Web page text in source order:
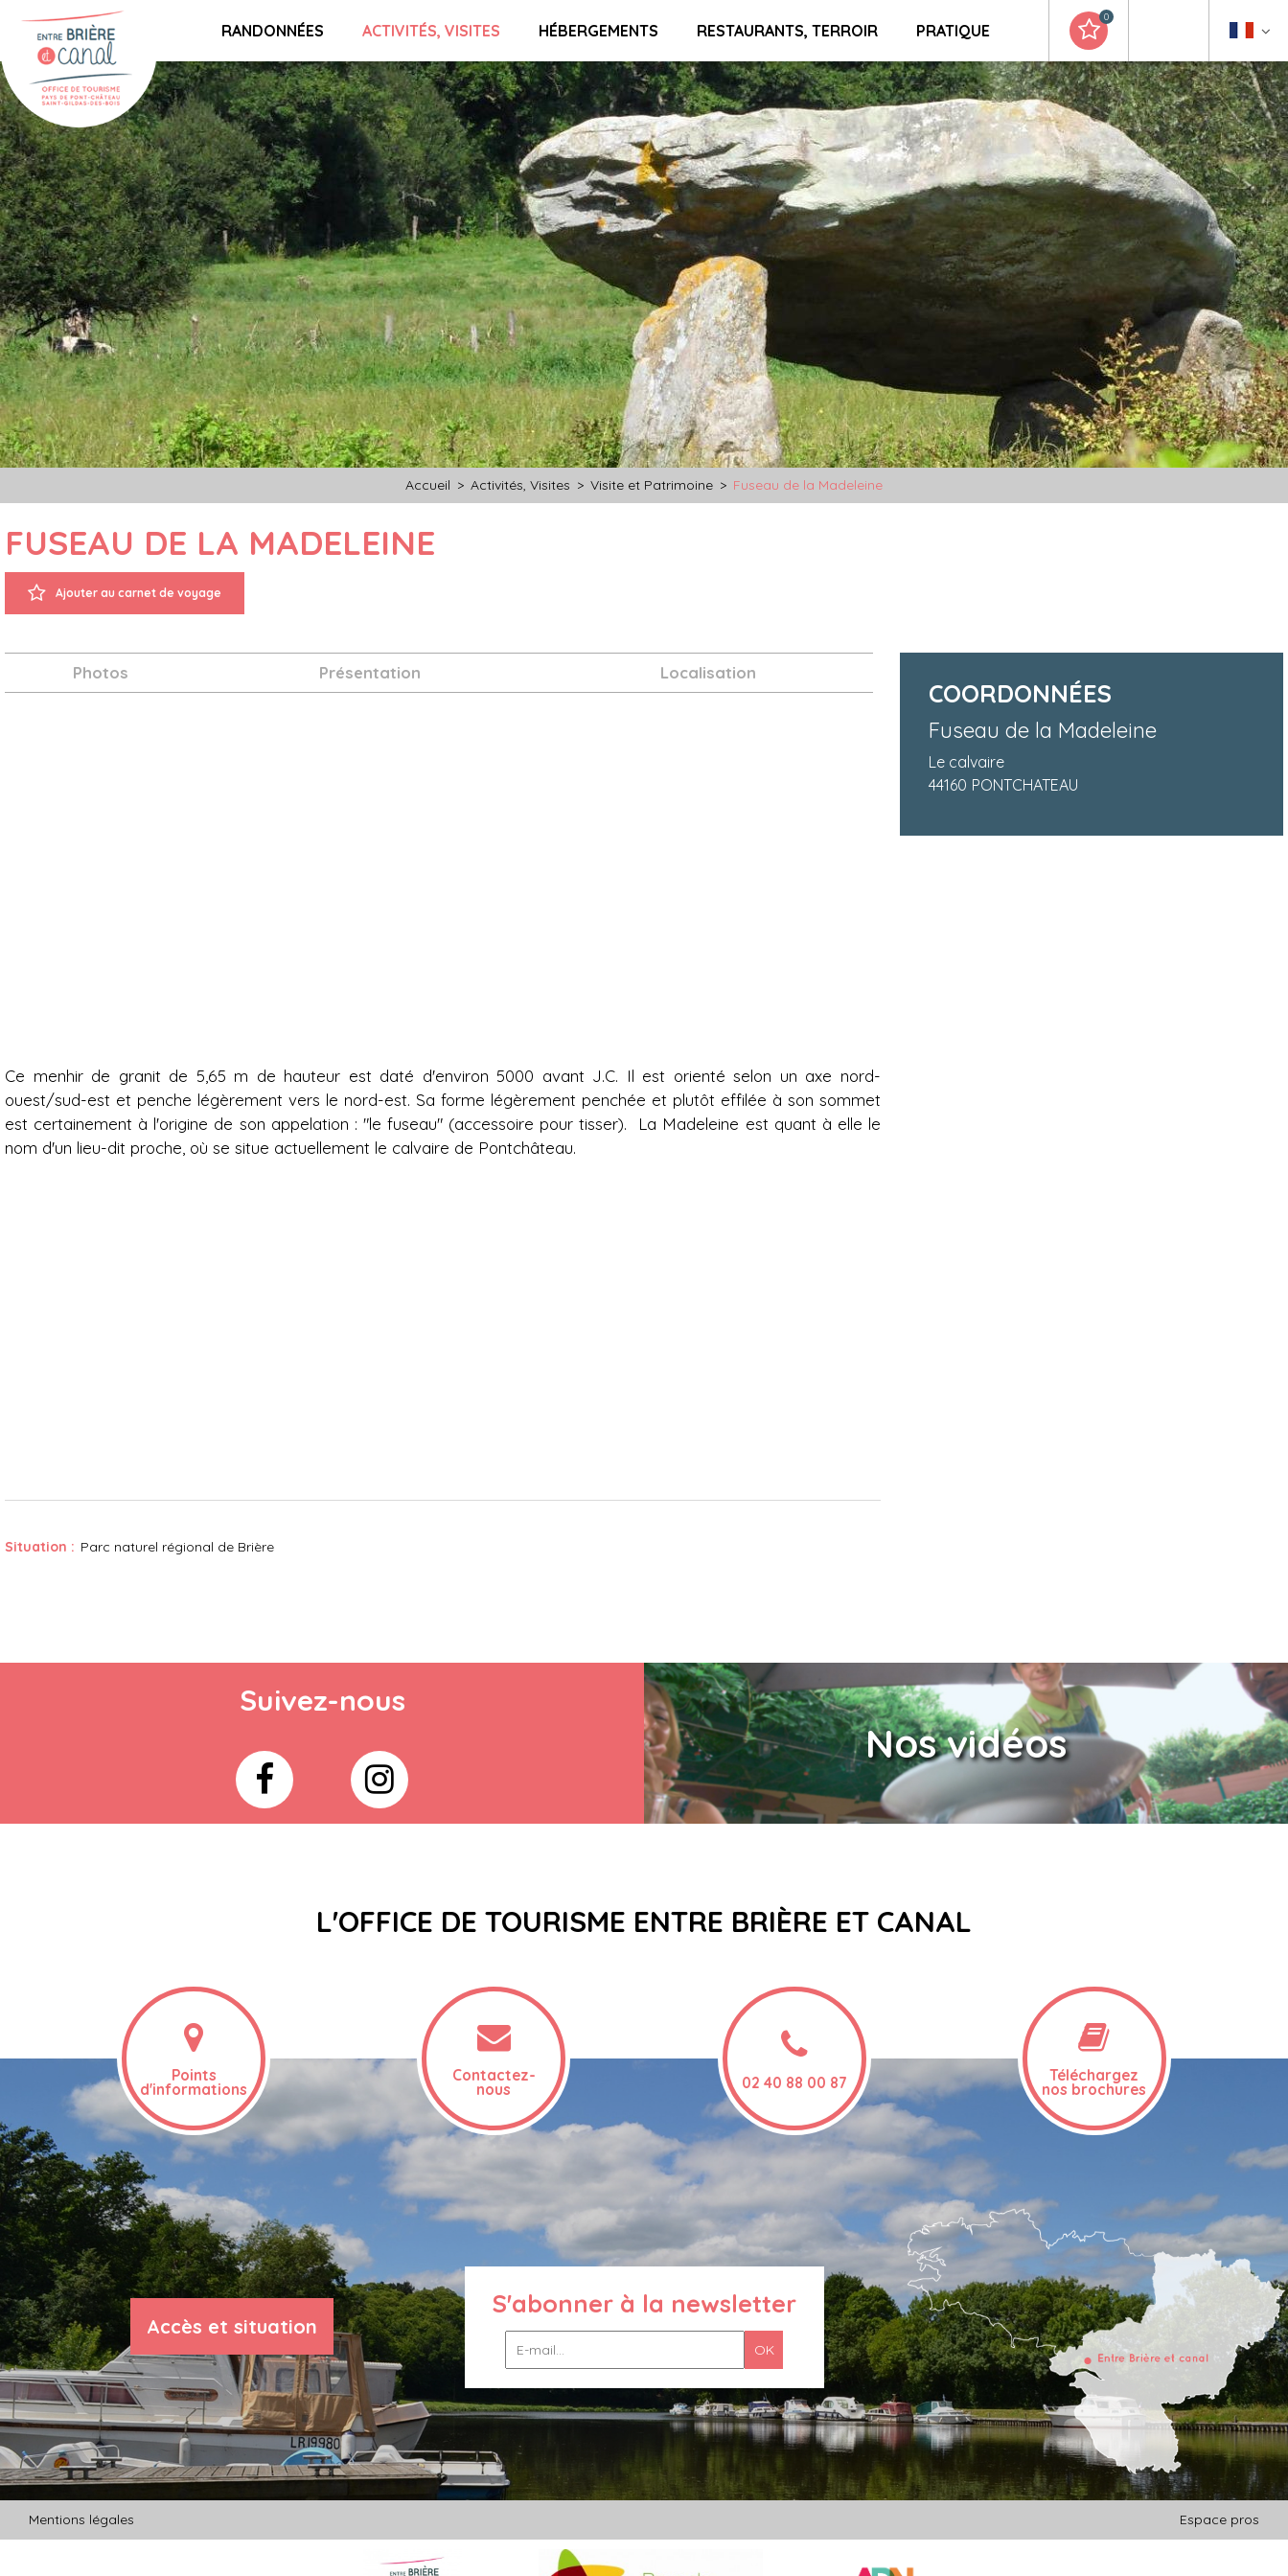
RANDONNÉES ACTIVITÉS, VISITES HÉBERGEMENTS RESTAURANTS, TERROIR PRATIQUE
0
Accueil > Activités, Visites > Visite et Patrimoine > Fuseau de la Madeleine
FUSEAU DE LA MADELEINE
Ajouter au carnet de voyage
Photos Présentation Localisation
Ce menhir de granit de 5,65 m de hauteur est daté d'environ 5000 avant J.C. Il est orienté selon un axe nord-
ouest/sud-est et penche légèrement vers le nord-est. Sa forme légèrement penchée et plutôt effilée à son sommet
est certainement à l'origine de son appelation : "le fuseau" (accessoire pour tisser). La Madeleine est quant à elle le
nom d'un lieu-dit proche, où se situe actuellement le calvaire de Pontchâteau.
COORDONNÉES
Fuseau de la Madeleine
Le calvaire
44160 PONTCHATEAU
Situation : Parc naturel régional de Brière
Suivez-nous
Nos vidéos
L'OFFICE DE TOURISME ENTRE BRIÈRE ET CANAL
Points
d'informations
Contactez-
nous 02 40 88 00 87 Téléchargez
nos brochures
Accès et situation
S'abonner à la newsletter
Mentions légales Espace pros